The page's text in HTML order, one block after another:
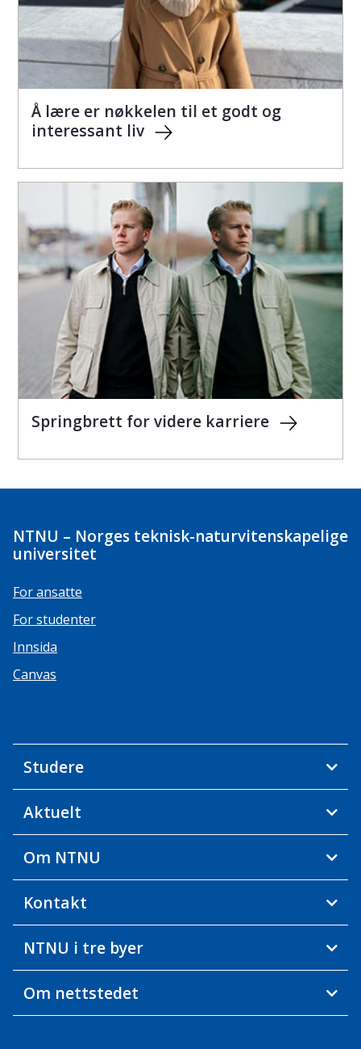
Å lære er nøkkelen til et godt og
interessant liv
Springbrett for videre karriere
NTNU – Norges teknisk-naturvitenskapelige
universitet
For ansatte
For studenter
Innsida
Canvas
Studere
Aktuelt
Om NTNU
Kontakt
NTNU i tre byer
Om nettstedet